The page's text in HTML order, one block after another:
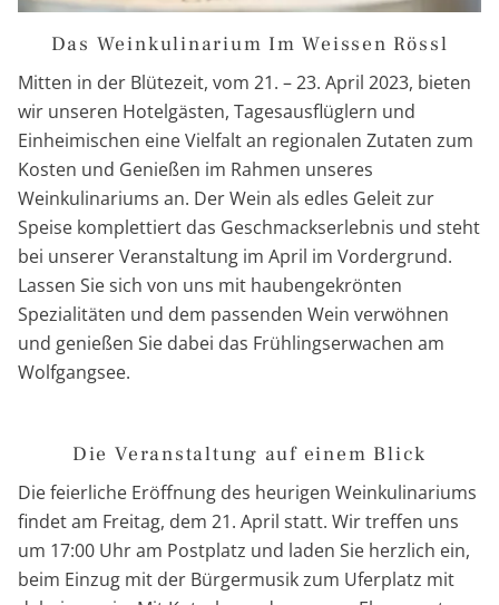
Das Weinkulinarium Im Weissen Rössl
Mitten in der Blütezeit, vom 21. – 23. April 2023, bieten
wir unseren Hotelgästen, Tagesausflüglern und
Einheimischen eine Vielfalt an regionalen Zutaten zum
Kosten und Genießen im Rahmen unseres
Weinkulinariums an. Der Wein als edles Geleit zur
Speise komplettiert das Geschmackserlebnis und steht
bei unserer Veranstaltung im April im Vordergrund.
Lassen Sie sich von uns mit haubengekrönten
Spezialitäten und dem passenden Wein verwöhnen
und genießen Sie dabei das Frühlingserwachen am
Wolfgangsee.
Die Veranstaltung auf einem Blick
Die feierliche Eröffnung des heurigen Weinkulinariums
findet am Freitag, dem 21. April statt. Wir treffen uns
um 17:00 Uhr am Postplatz und laden Sie herzlich ein,
beim Einzug mit der Bürgermusik zum Uferplatz mit